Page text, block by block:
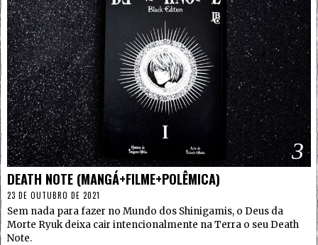
3
DEATH NOTE (MANGÁ+FILME+POLÊMICA)
23 DE OUTUBRO DE 2021
Sem nada para fazer no Mundo dos Shinigamis, o Deus da
Morte Ryuk deixa cair intencionalmente na Terra o seu Death
Note.